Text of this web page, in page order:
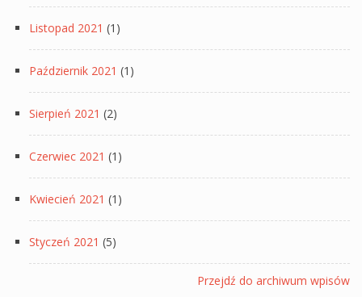
Listopad 2021 (1)
Październik 2021 (1)
Sierpień 2021 (2)
Czerwiec 2021 (1)
Kwiecień 2021 (1)
Styczeń 2021 (5)
Przejdź do archiwum wpisów